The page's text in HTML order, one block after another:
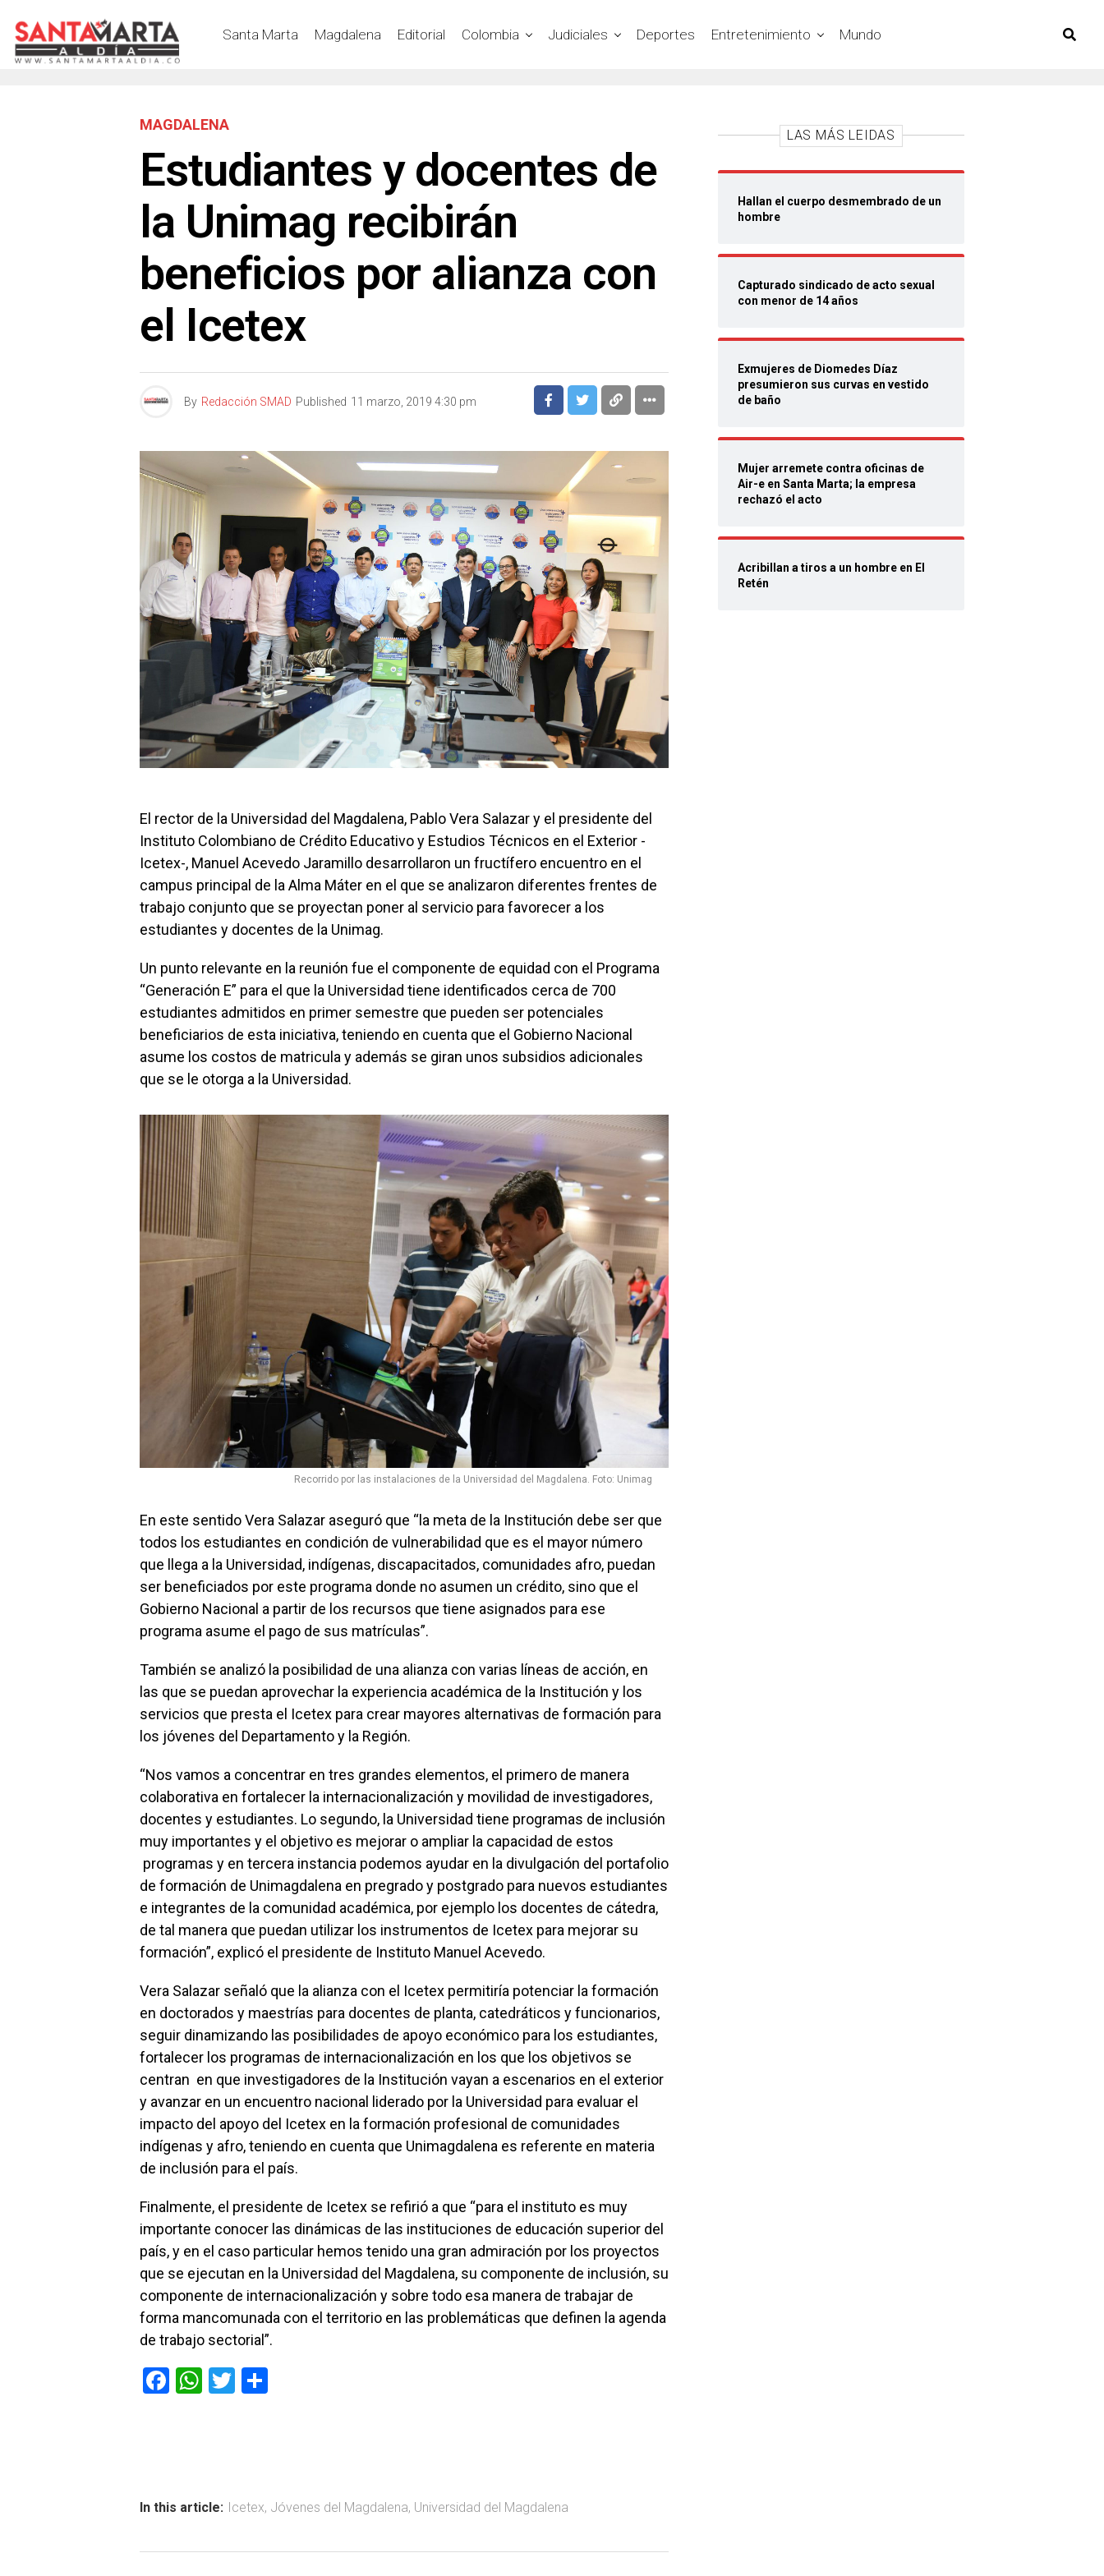
Santa Marta Magdalena Editorial Colombia Judiciales Deportes Entretenimiento Mundo
MAGDALENA
Estudiantes y docentes de
la Unimag recibirán
beneficios por alianza con
el Icetex
By Redacción SMAD Published 11 marzo, 2019 4:30 pm
El rector de la Universidad del Magdalena, Pablo Vera Salazar y el presidente del
Instituto Colombiano de Crédito Educativo y Estudios Técnicos en el Exterior -
Icetex-, Manuel Acevedo Jaramillo desarrollaron un fructífero encuentro en el
campus principal de la Alma Máter en el que se analizaron diferentes frentes de
trabajo conjunto que se proyectan poner al servicio para favorecer a los
estudiantes y docentes de la Unimag.
Un punto relevante en la reunión fue el componente de equidad con el Programa
“Generación E” para el que la Universidad tiene identificados cerca de 700
estudiantes admitidos en primer semestre que pueden ser potenciales
beneficiarios de esta iniciativa, teniendo en cuenta que el Gobierno Nacional
asume los costos de matricula y además se giran unos subsidios adicionales
que se le otorga a la Universidad.
Recorrido por las instalaciones de la Universidad del Magdalena. Foto: Unimag
En este sentido Vera Salazar aseguró que “la meta de la Institución debe ser que
todos los estudiantes en condición de vulnerabilidad que es el mayor número
que llega a la Universidad, indígenas, discapacitados, comunidades afro, puedan
ser beneficiados por este programa donde no asumen un crédito, sino que el
Gobierno Nacional a partir de los recursos que tiene asignados para ese
programa asume el pago de sus matrículas”.
También se analizó la posibilidad de una alianza con varias líneas de acción, en
las que se puedan aprovechar la experiencia académica de la Institución y los
servicios que presta el Icetex para crear mayores alternativas de formación para
los jóvenes del Departamento y la Región.
“Nos vamos a concentrar en tres grandes elementos, el primero de manera
colaborativa en fortalecer la internacionalización y movilidad de investigadores,
docentes y estudiantes. Lo segundo, la Universidad tiene programas de inclusión
muy importantes y el objetivo es mejorar o ampliar la capacidad de estos
programas y en tercera instancia podemos ayudar en la divulgación del portafolio
de formación de Unimagdalena en pregrado y postgrado para nuevos estudiantes
e integrantes de la comunidad académica, por ejemplo los docentes de cátedra,
de tal manera que puedan utilizar los instrumentos de Icetex para mejorar su
formación”, explicó el presidente de Instituto Manuel Acevedo.
Vera Salazar señaló que la alianza con el Icetex permitiría potenciar la formación
en doctorados y maestrías para docentes de planta, catedráticos y funcionarios,
seguir dinamizando las posibilidades de apoyo económico para los estudiantes,
fortalecer los programas de internacionalización en los que los objetivos se
centran en que investigadores de la Institución vayan a escenarios en el exterior
y avanzar en un encuentro nacional liderado por la Universidad para evaluar el
impacto del apoyo del Icetex en la formación profesional de comunidades
indígenas y afro, teniendo en cuenta que Unimagdalena es referente en materia
de inclusión para el país.
Finalmente, el presidente de Icetex se refirió a que “para el instituto es muy
importante conocer las dinámicas de las instituciones de educación superior del
país, y en el caso particular hemos tenido una gran admiración por los proyectos
que se ejecutan en la Universidad del Magdalena, su componente de inclusión, su
componente de internacionalización y sobre todo esa manera de trabajar de
forma mancomunada con el territorio en las problemáticas que definen la agenda
de trabajo sectorial”.
F
ok
W
p
T
tir
In this article: Icetex, Jóvenes del Magdalena, Universidad del Magdalena
LAS MÁS LEIDAS
Hallan el cuerpo desmembrado de un
hombre
Capturado sindicado de acto sexual
con menor de 14 años
Exmujeres de Diomedes Díaz
presumieron sus curvas en vestido
de baño
Mujer arremete contra oficinas de
Air-e en Santa Marta; la empresa
rechazó el acto
Acribillan a tiros a un hombre en El
Retén